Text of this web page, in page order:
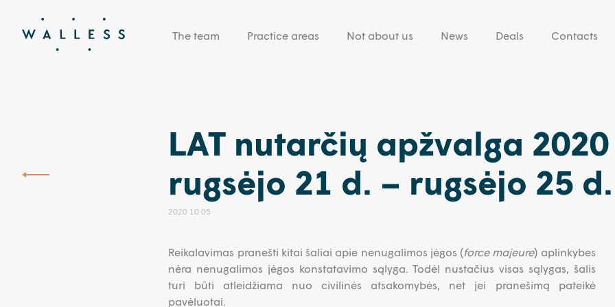
The team Practice areas Not about us News Deals Contacts
LAT nutarčių apžvalga
rugsėjo 21 d. – rugsėjo 25 d.
2020 10 05
Reikalavimas pranešti kitai šaliai apie nenugalimos jėgos (force majeure) aplinkybes
nėra nenugalimos jėgos konstatavimo sąlyga. Todėl nustačius visas sąlygas, šalis
turi būti atleidžiama nuo civilinės atsakomybės, net jei pranešimą pateikė
pavėluotai.